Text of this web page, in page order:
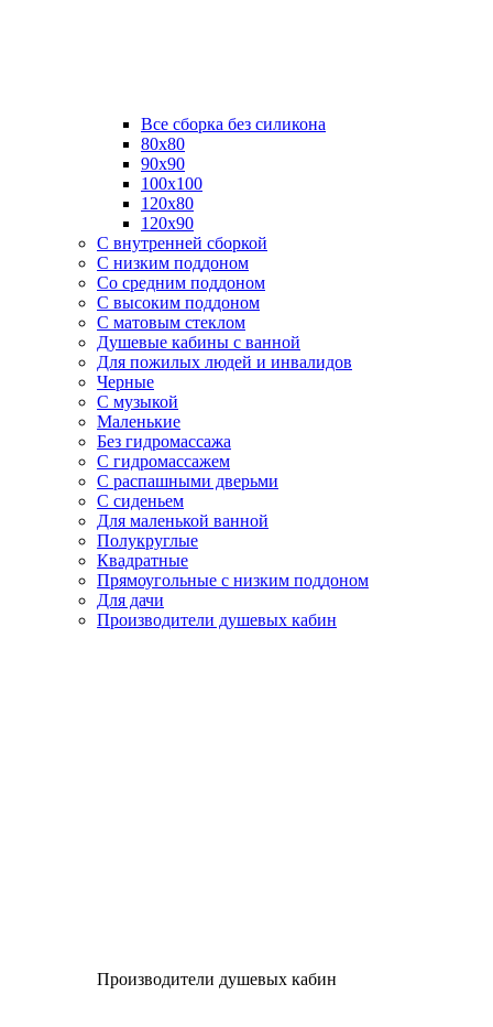
Все сборка без силикона
80х80
90х90
100х100
120х80
120х90
С внутренней сборкой
C низким поддоном
Со средним поддоном
С высоким поддоном
С матовым стеклом
Душевые кабины с ванной
Для пожилых людей и инвалидов
Черные
С музыкой
Маленькие
Без гидромассажа
С гидромассажем
С распашными дверьми
С сиденьем
Для маленькой ванной
Полукруглые
Квадратные
Прямоугольные с низким поддоном
Для дачи
Производители душевых кабин
Производители душевых кабин